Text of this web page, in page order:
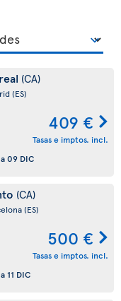
(CA)
(ES)
409 €
Tasas e imptos. incl.
a09 DIC
(CA)
(ES)
500 €
Tasas e imptos. incl.
a 11 DIC